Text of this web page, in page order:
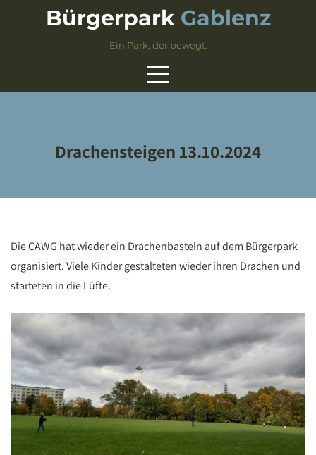
Bürgerpark Gablenz
Ein Park, der bewegt.
Drachensteigen 13.10.2024
Die CAWG hat wieder ein Drachenbasteln auf dem Bürgerpark
organisiert. Viele Kinder gestalteten wieder ihren Drachen und
starteten in die Lüfte.